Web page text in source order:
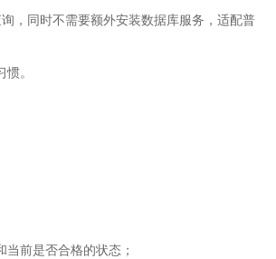
，同时不需要额外安装数据库服务，适配普
。
前是否合格的状态；